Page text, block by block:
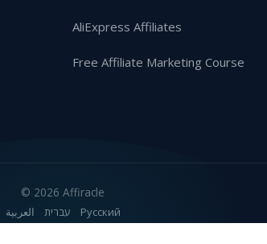
AliExpress Affiliates
Free Affiliate Marketing Course
© 2026 Affiracle
עברית العربية Русский